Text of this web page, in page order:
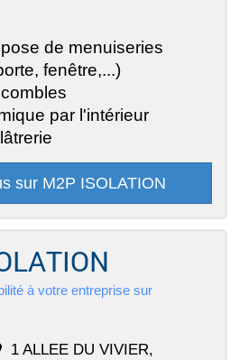
de menuiseries
fenêtre,...)
par l'intérieur
sur M2P ISOLATION
à votre entreprise sur
1 ALLEE DU VIVIER,